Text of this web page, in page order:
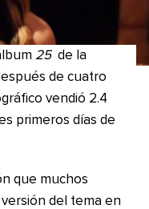
25 de la
de cuatro
vendió 2.4
primeros días de
que muchos
del tema en